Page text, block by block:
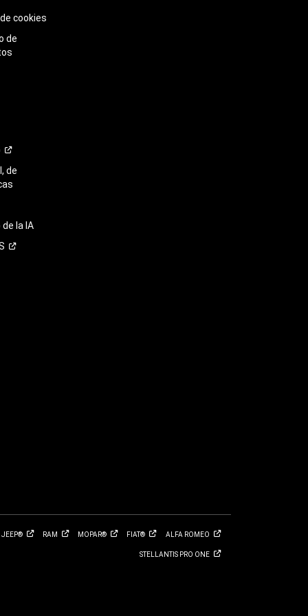
cookies
de
de
la IA
JEEP® RAM MOPAR® FIAT® ALFA ROMEO
STELLANTIS PRO ONE